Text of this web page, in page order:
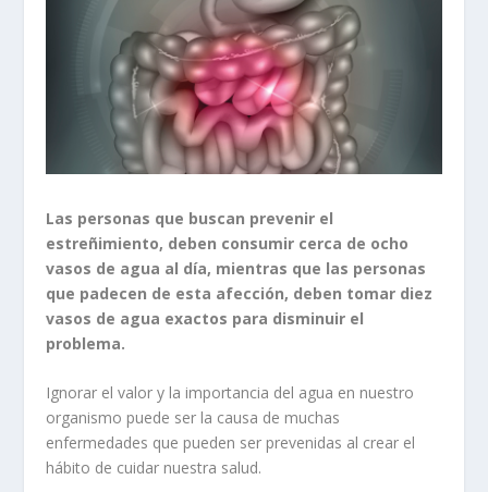
Las personas que buscan prevenir el
estreñimiento, deben consumir cerca de ocho
vasos de agua al día, mientras que las personas
que padecen de esta afección, deben tomar diez
vasos de agua exactos para disminuir el
problema.
Ignorar el valor y la importancia del agua en nuestro
organismo puede ser la causa de muchas
enfermedades que pueden ser prevenidas al crear el
hábito de cuidar nuestra salud.